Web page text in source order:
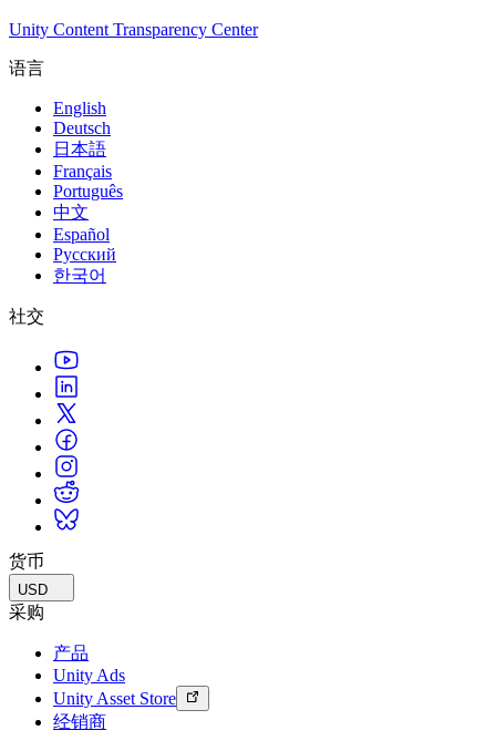
Unity Content Transparency Center
语言
English
Deutsch
日本語
Français
Português
中文
Español
Русский
한국어
社交
货币
USD
采购
产品
Unity Ads
Unity Asset Store
经销商